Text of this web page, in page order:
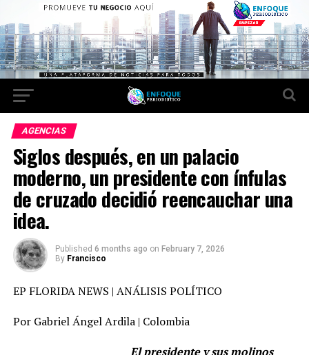
AGENCIAS
Siglos después, en un palacio
moderno, un presidente con ínfulas
de cruzado decidió reencauchar una
idea.
Published 6 months ago on February 7, 2026
By Francisco
EP FLORIDA NEWS | ANÁLISIS POLÍTICO
Por Gabriel Ángel Ardila | Colombia
El presidente y sus molinos